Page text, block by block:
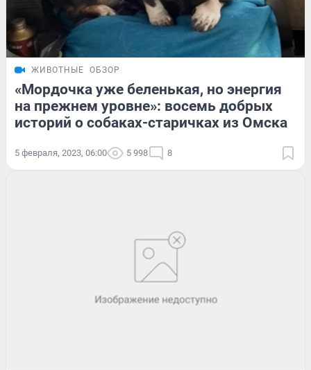
ЖИВОТНЫЕ ОБЗОР
«Мордочка уже беленькая, но энергия
на прежнем уровне»: восемь добрых
историй о собаках-старичках из Омска
5 февраля, 2023, 06:00 5 998 8